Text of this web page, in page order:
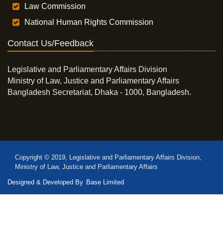
Law Commission
National Human Rights Commission
Contact Us/Feedback
Legislative and Parliamentary Affairs Division
Ministry of Law, Justice and Parliamentary Affairs
Bangladesh Secretariat, Dhaka - 1000, Bangladesh.
Copyright © 2019, Legislative and Parliamentary Affairs Division,
Ministry of Law, Justice and Parliamentary Affairs
Designed & Developed By Base Limited